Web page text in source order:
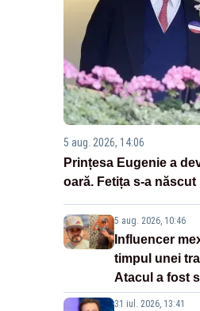
5 aug. 2026, 14:06
Prințesa Eugenie a
oară. Fetița s-a
5 aug. 2026, 10:46
Influencer
timpul unei
Atacul a fost
31 iul. 2026, 13:41